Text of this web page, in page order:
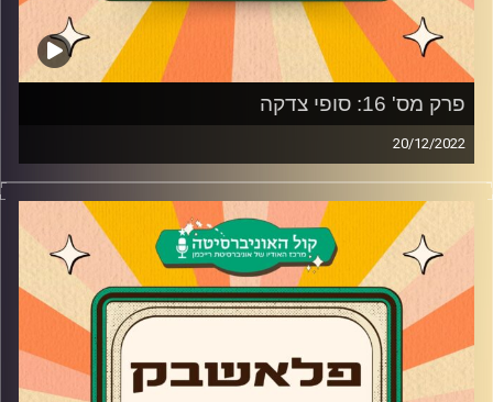
פרק מס' 16: סופי צדקה
20/12/2022
סופי צדקה מגיעה לאולפן פלאשבק כדי לספר על האודישן
לבית הספר למשחק של יורם לווינשטיין ששינה את חייה,
התפקיד בטלנובלה המצליחה "לחיי האהבה" שהביא לה את
הפריצה הגדולה מה באמת קרה עם מה קשור בפסטיגל גיבורי
בנוסף, סופי צדקה מביאה לנו יחד עם להקת הבאלאדים את
השירים השומרוניים, הפיוטים ואת המוזיקה שלה בביצועים
חיים.